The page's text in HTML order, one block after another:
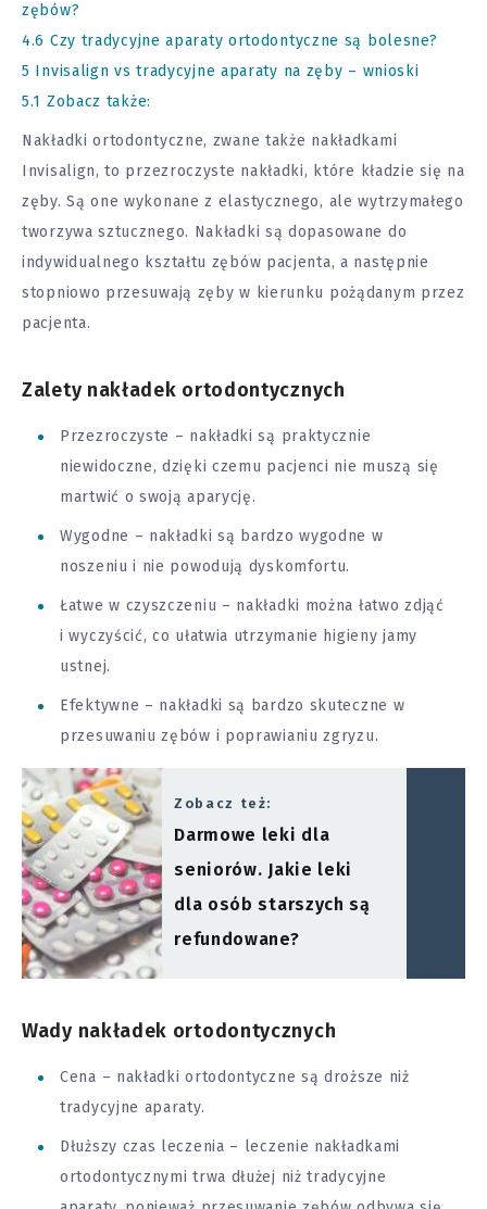
zębów?
4.6 Czy tradycyjne aparaty ortodontyczne są bolesne?
5 Invisalign vs tradycyjne aparaty na zęby – wnioski
5.1 Zobacz także:
Nakładki ortodontyczne, zwane także nakładkami
Invisalign, to przezroczyste nakładki, które kładzie się na
zęby. Są one wykonane z elastycznego, ale wytrzymałego
tworzywa sztucznego. Nakładki są dopasowane do
indywidualnego kształtu zębów pacjenta, a następnie
stopniowo przesuwają zęby w kierunku pożądanym przez
pacjenta.
Zalety nakładek ortodontycznych
Przezroczyste – nakładki są praktycznie
niewidoczne, dzięki czemu pacjenci nie muszą się
martwić o swoją aparycję.
Wygodne – nakładki są bardzo wygodne w
noszeniu i nie powodują dyskomfortu.
Łatwe w czyszczeniu – nakładki można łatwo zdjąć
i wyczyścić, co ułatwia utrzymanie higieny jamy
ustnej.
Efektywne – nakładki są bardzo skuteczne w
przesuwaniu zębów i poprawianiu zgryzu.
Zobacz też:
Darmowe leki dla
seniorów. Jakie leki
dla osób starszych są
refundowane?
Wady nakładek ortodontycznych
Cena – nakładki ortodontyczne są droższe niż
tradycyjne aparaty.
Dłuższy czas leczenia – leczenie nakładkami
ortodontycznymi trwa dłużej niż tradycyjne